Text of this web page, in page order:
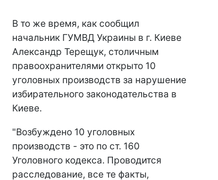
В то же время, как сообщил
начальник ГУМВД Украины в г. Киеве
Александр Терещук, столичным
правоохранителями открыто 10
уголовных производств за нарушение
избирательного законодательства в
Киеве.
"Возбуждено 10 уголовных
производств - это по ст. 160
Уголовного кодекса. Проводится
расследование, все те факты,